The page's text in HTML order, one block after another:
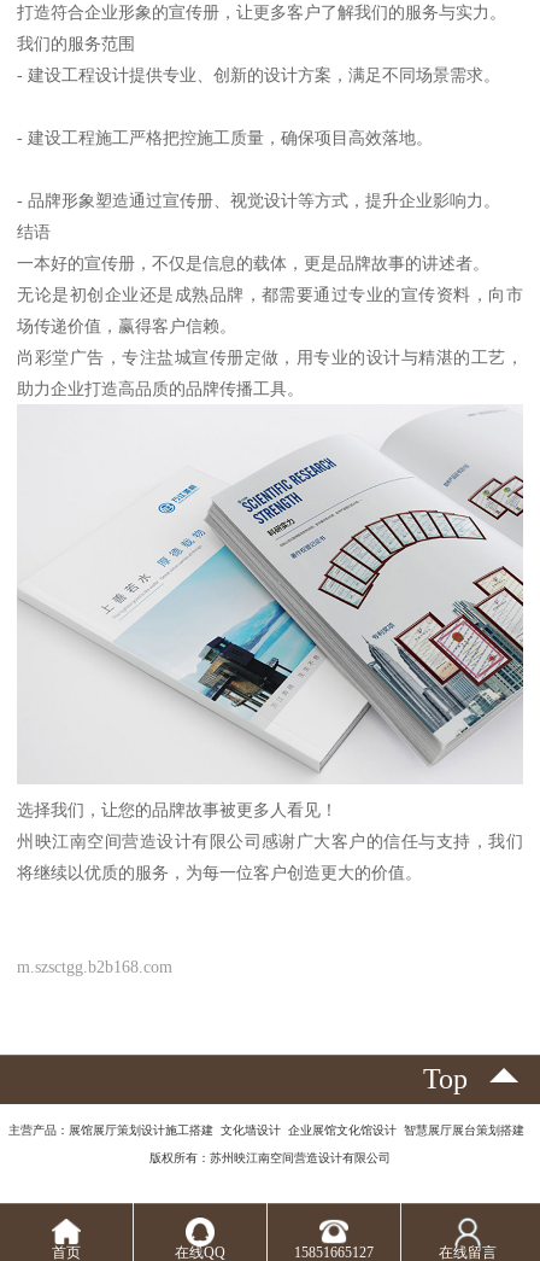
打造符合企业形象的宣传册，让更多客户了解我们的服务与实力。
我们的服务范围
- 建设工程设计提供专业、创新的设计方案，满足不同场景需求。
- 建设工程施工严格把控施工质量，确保项目高效落地。
- 品牌形象塑造通过宣传册、视觉设计等方式，提升企业影响力。
结语
一本好的宣传册，不仅是信息的载体，更是品牌故事的讲述者。
无论是初创企业还是成熟品牌，都需要通过专业的宣传资料，向市
场传递价值，赢得客户信赖。
尚彩堂广告，专注盐城宣传册定做，用专业的设计与精湛的工艺，
助力企业打造高品质的品牌传播工具。
选择我们，让您的品牌故事被更多人看见！
州映江南空间营造设计有限公司感谢广大客户的信任与支持，我们
将继续以优质的服务，为每一位客户创造更大的价值。
m.szsctgg.b2b168.com
Top
主营产品：展馆展厅策划设计施工搭建 文化墙设计 企业展馆文化馆设计 智慧展厅展台策划搭建
版权所有：苏州映江南空间营造设计有限公司
首页 在线QQ 15851665127 在线留言